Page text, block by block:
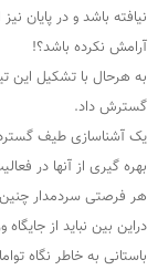
نیافته باشد و در پایان
آرامش نکرده باشد؟!
به هرحال با تشکیل
گسترش داد.
یک آشناسازی طیف
بهره گیری از آنها در
هر فرصتی سردمدار
دراین بین نباید از
باستانی به خاطر نگاه